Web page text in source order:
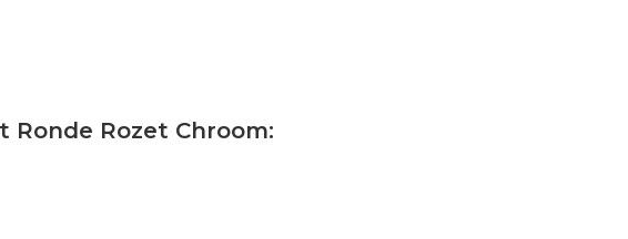
Rozet Chroom: